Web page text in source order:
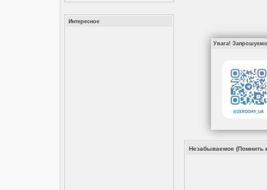
Интересное
Увага! Запрошуємо
Незабываемое (Помнить